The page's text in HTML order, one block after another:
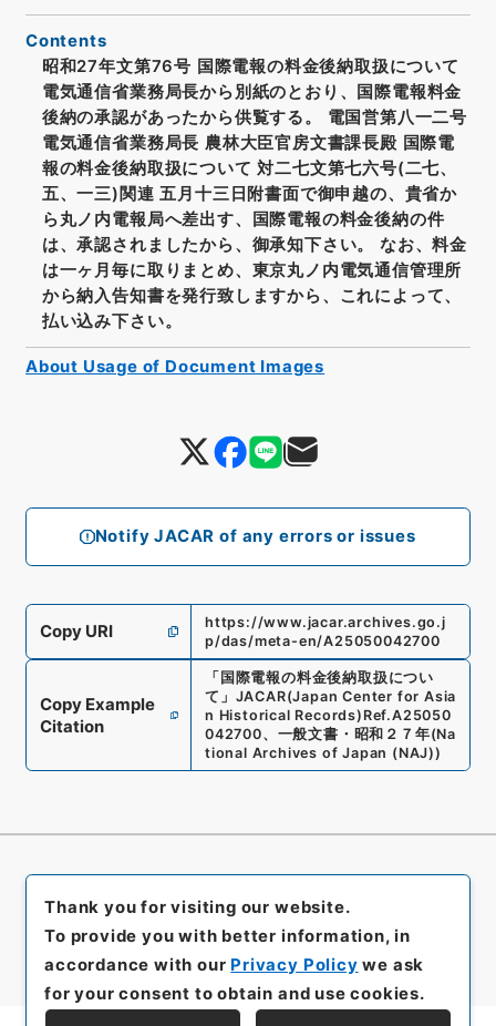
Notify JACAR of any errors or issues
Contents
昭和27年文第76号 国際電報の料金後納取扱について
電気通信省業務局長から別紙のとおり、国際電報料金
後納の承認があったから供覧する。 電国営第八一二号
電気通信省業務局長 農林大臣官房文書課長殿 国際電
報の料金後納取扱について 対二七文第七六号(二七、
五、一三)関連 五月十三日附書面で御申越の、貴省か
ら丸ノ内電報局へ差出す、国際電報の料金後納の件
は、承認されましたから、御承知下さい。 なお、料金
は一ヶ月毎に取りまとめ、東京丸ノ内電気通信管理所
から納入告知書を発行致しますから、これによって、
払い込み下さい。
Copy URI
https://www.jacar.archives.go.j
p/das/meta-en/A25050042700
Copy Example
Citation
「 国際電報の料金後納取扱につい
て 」 JACAR(Japan Center for Asia
n Historical Records) Ref.A25050
042700、 一般文書・昭和２７年(Na
tional Archives of Japan (NAJ))
About Usage of Document Images
Thank you for visiting our website.
To provide you with better information, in
accordance with our Privacy Policy we ask
for your consent to obtain and use cookies.